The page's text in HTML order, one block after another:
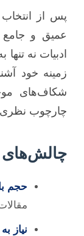
پس از
عمیق و
ادبیات نه
زمینه خود
شکاف‌های
چارچوب
چالش‌های
حجم
نیاز